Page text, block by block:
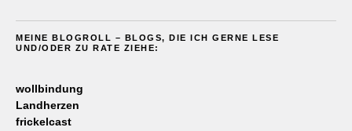
MEINE BLOGROLL – BLOGS, DIE ICH GERNE LESE
UND/ODER ZU RATE ZIEHE:
wollbindung
Landherzen
frickelcast